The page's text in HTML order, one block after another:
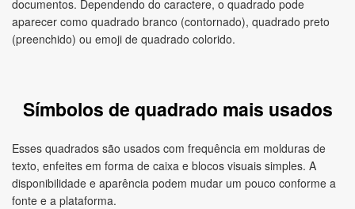
documentos. Dependendo do caractere, o quadrado pode
aparecer como quadrado branco (contornado), quadrado preto
(preenchido) ou emoji de quadrado colorido.
Símbolos de quadrado mais usados
Esses quadrados são usados com frequência em molduras de
texto, enfeites em forma de caixa e blocos visuais simples. A
disponibilidade e aparência podem mudar um pouco conforme a
fonte e a plataforma.